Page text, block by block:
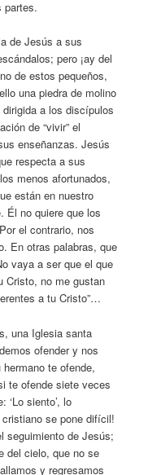
partes.
de Jesús a sus
pero ¡ay del
de estos pequeños,
una piedra de molino
a los discípulos
de “vivir” el
enseñanzas. Jesús
respecta a sus
menos afortunados,
están en nuestro
Él no quiere que los
el contrario, nos
En otras palabras, que
vaya a ser que el que
Cristo, no me gustan
a tu Cristo”…
una Iglesia santa
ofender y nos
te ofende,
te ofende siete veces
siento’, lo
se pone difícil!
seguimiento de Jesús;
del cielo, que no se
y regresamos